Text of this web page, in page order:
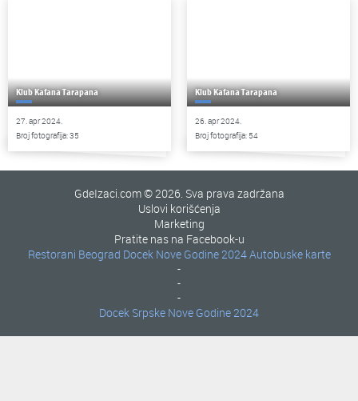
Klub Kafana Tarapana
27. apr 2024.
Broj fotografija: 35
Klub Kafana Tarapana
26. apr 2024.
Broj fotografija: 54
GdeIzaci.com © 2026. Sva prava zadržana
Uslovi korišćenja
Marketing
Pratite nas na Facebook-u
Restorani Beograd
-
Docek Nove Godine 2024
-
Autobuske karte
-
Docek Srpske Nove Godine 2024